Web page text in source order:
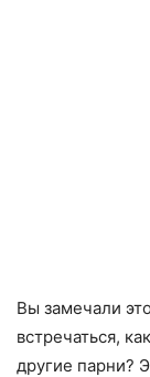
Вы замечали
встречаться,
другие парни?